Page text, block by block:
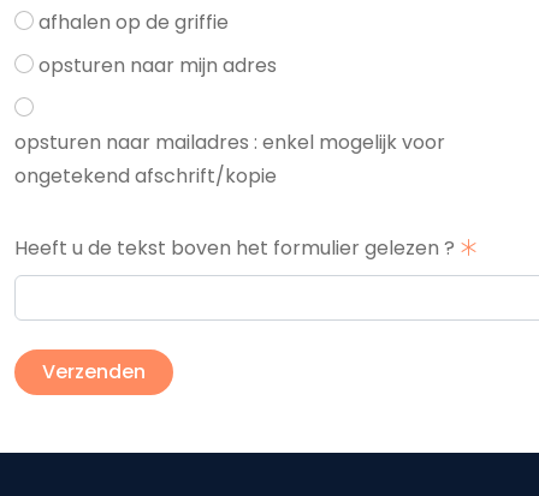
afhalen op de griffie
opsturen naar mijn adres
opsturen naar mailadres : enkel mogelijk voor
ongetekend afschrift/kopie
Heeft u de tekst boven het formulier gelezen ?